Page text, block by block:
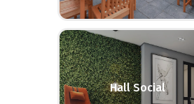
Hall Social